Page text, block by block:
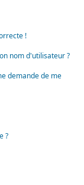
!
nom d'utilisateur ?
demande de me
?